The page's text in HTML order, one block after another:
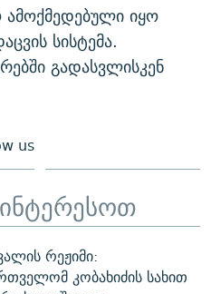
ამოქმედებული იყო
სისტემა.
გადასვლისკენ
us
რეჟიმი:
კობახიძის სახით